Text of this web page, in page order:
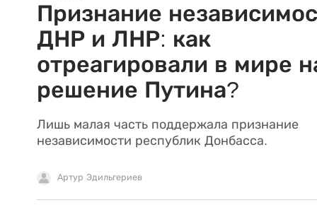
Признание
ДНР и ЛНР: как
отреагировали в мире
решение Путина?
Лишь малая часть поддержала признание
независимости республик Донбасса.
Артур Эдильгериев